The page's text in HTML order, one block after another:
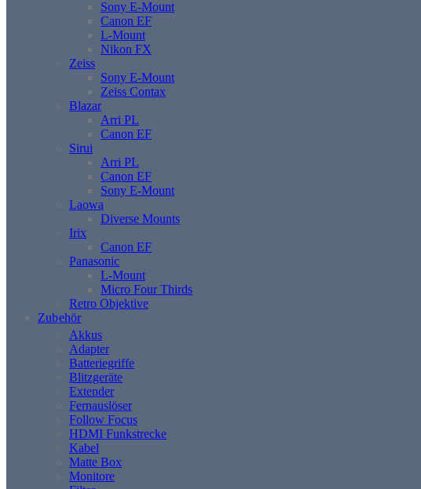
Sony E-Mount
Canon EF
L-Mount
Nikon FX
Zeiss
Sony E-Mount
Zeiss Contax
Blazar
Arri PL
Canon EF
Sirui
Arri PL
Canon EF
Sony E-Mount
Laowa
Diverse Mounts
Irix
Canon EF
Panasonic
L-Mount
Micro Four Thirds
Retro Objektive
Zubehör
Akkus
Adapter
Batteriegriffe
Blitzgeräte
Extender
Fernauslöser
Follow Focus
HDMI Funkstrecke
Kabel
Matte Box
Monitore